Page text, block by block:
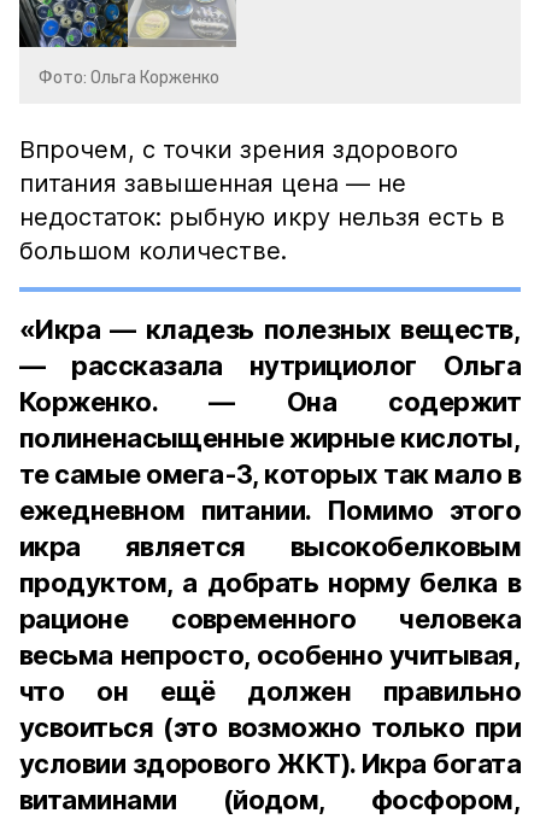
Фото: Ольга Корженко
Впрочем, с точки зрения здорового
питания завышенная цена — не
недостаток: рыбную икру нельзя есть в
большом количестве.
«Икра — кладезь полезных веществ,
— рассказала нутрициолог Ольга
Корженко. — Она содержит
полиненасыщенные жирные кислоты,
те самые омега-3, которых так мало в
ежедневном питании. Помимо этого
икра является высокобелковым
продуктом, а добрать норму белка в
рационе современного человека
весьма непросто, особенно учитывая,
что он ещё должен правильно
усвоиться (это возможно только при
условии здорового ЖКТ). Икра богата
витаминами (йодом, фосфором,